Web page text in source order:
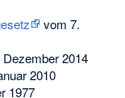
vom 7.
2014
2010
1977